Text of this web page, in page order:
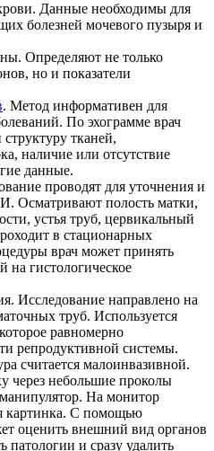
Данные необходимы для
болезней мочевого пузыря и
Определяют не только
но и показатели
. Метод информативен для
По эхограмме врач
тканей,
наличие или отсутствие
данные.
проводят для уточнения и
Осматривают полость матки,
устья труб, цервикальный
в стационарных
врач может принять
на гистологическое
Исследование направлено на
труб. Используется
равномерно
репродуктивной системы.
считается малоинвазивной.
через небольшие проколы
На монитор
картинка. С помощью
оценить внешний вид органов
патологии и сразу удалить